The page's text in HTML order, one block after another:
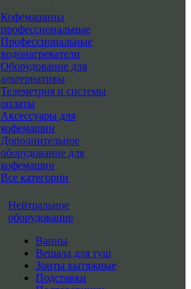
Кофемашины
профессиональные
Профессиональные
водонагреватели
Оборудование для
альтернативы
Телеметрия и системы
оплаты
Аксессуары для
кофемашин
Дополнительное
оборудование для
кофемашин
Все категории
Нейтральное
оборудование
Ванны
Вешала для туш
Зонты вытяжные
Подставки